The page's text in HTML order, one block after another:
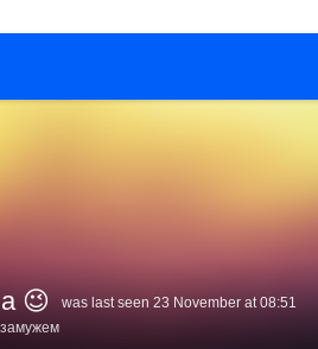
😉
was last seen 23 November at 08:51